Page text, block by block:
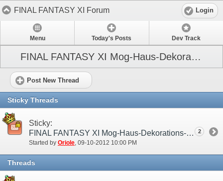
FINAL FANTASY XI Forum Login
Menu Today's Posts Dev Track
FINAL FANTASY XI Mog-Haus-Dekorations-Wettbewerb
Post New Thread
Sticky Threads
Sticky:
FINAL FANTASY XI Mog-Haus-Dekorations-Wettbewerb
Started by Oriole‎, 09-10-2012 10:00 PM
2
Threads